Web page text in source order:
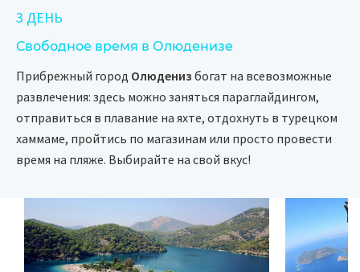
3 ДЕНЬ
Свободное время в Олюденизе
Прибрежный город Олюдениз богат на всевозможные
развлечения: здесь можно заняться параглайдингом,
отправиться в плавание на яхте, отдохнуть в турецком
хаммаме, пройтись по магазинам или просто провести
время на пляже. Выбирайте на свой вкус!